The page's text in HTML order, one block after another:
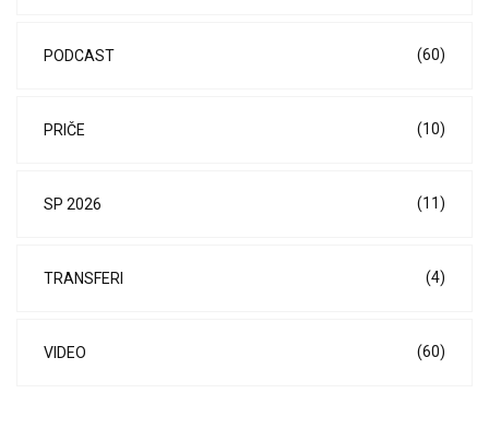
PODCAST (60)
PRIČE (10)
SP 2026 (11)
TRANSFERI (4)
VIDEO (60)